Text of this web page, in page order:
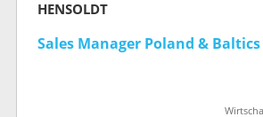
HENSOLDT
Sales Manager Poland & Baltics